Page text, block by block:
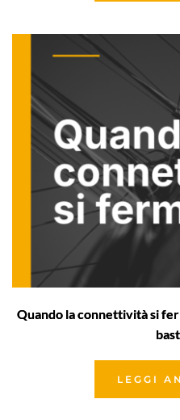
Quando la connettività si
LEGGI